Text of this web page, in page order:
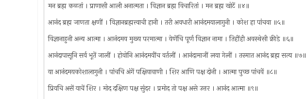
मन ब्रह्म कळतां । प्राणासी आली अनात्मता । विज्ञान ब्रह्म विचारितां । मन ब्रह्म खोटें ॥४॥
आनंद ब्रह्म जाणता क्षणीं । विज्ञानब्रह्मत्त्वाची हानी । तरी अवधारी आनंदमयालागुनी । कोश हा पांचवा ॥५॥
विज्ञानाहुनी अन्य आत्मा । आनंदमय मुख्य परमात्मा । येणेंचि पूर्ण विज्ञान नामा । तिहींही अवस्थेसी क्रीडे ॥६॥
आनंदापासूनि सर्व भूतें जालीं । होवोनि आनंदमयींच वर्तलीं । आनंदामाजीं लया गेलीं । तस्मात आनंद ब्रह्म सत्य ॥७॥
या आनंदमयकोशालागुनी । पांचचि अंगें पक्षियावाणी । शिर आणि पक्ष दोनी । आत्मा पुच्छ पांचवें ॥८॥
प्रियचि असें याचें शिर । मोद दक्षिण पक्ष सुंदर । प्रमोद तो पक्ष असे उत्तर । आनंद आत्मा ॥९॥